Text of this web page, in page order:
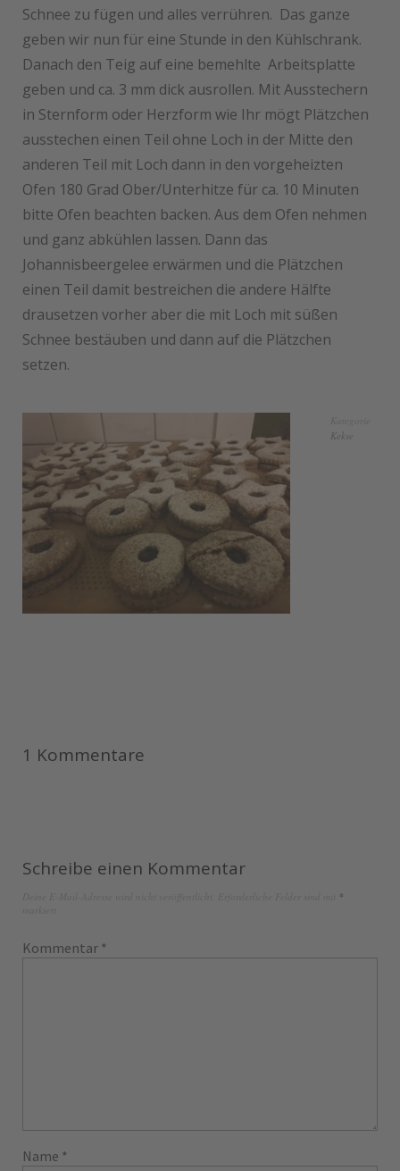
Schnee zu fügen und alles verrühren. Das ganze
geben wir nun für eine Stunde in den Kühlschrank.
Danach den Teig auf eine bemehlte Arbeitsplatte
geben und ca. 3 mm dick ausrollen. Mit Ausstechern
in Sternform oder Herzform wie Ihr mögt Plätzchen
ausstechen einen Teil ohne Loch in der Mitte den
anderen Teil mit Loch dann in den vorgeheizten
Ofen 180 Grad Ober/Unterhitze für ca. 10 Minuten
bitte Ofen beachten backen. Aus dem Ofen nehmen
und ganz abkühlen lassen. Dann das
Johannisbeergelee erwärmen und die Plätzchen
einen Teil damit bestreichen die andere Hälfte
drausetzen vorher aber die mit Loch mit süßen
Schnee bestäuben und dann auf die Plätzchen
setzen.
Kekse
1 Kommentare
Schreibe einen Kommentar
*
Kommentar *
Name *